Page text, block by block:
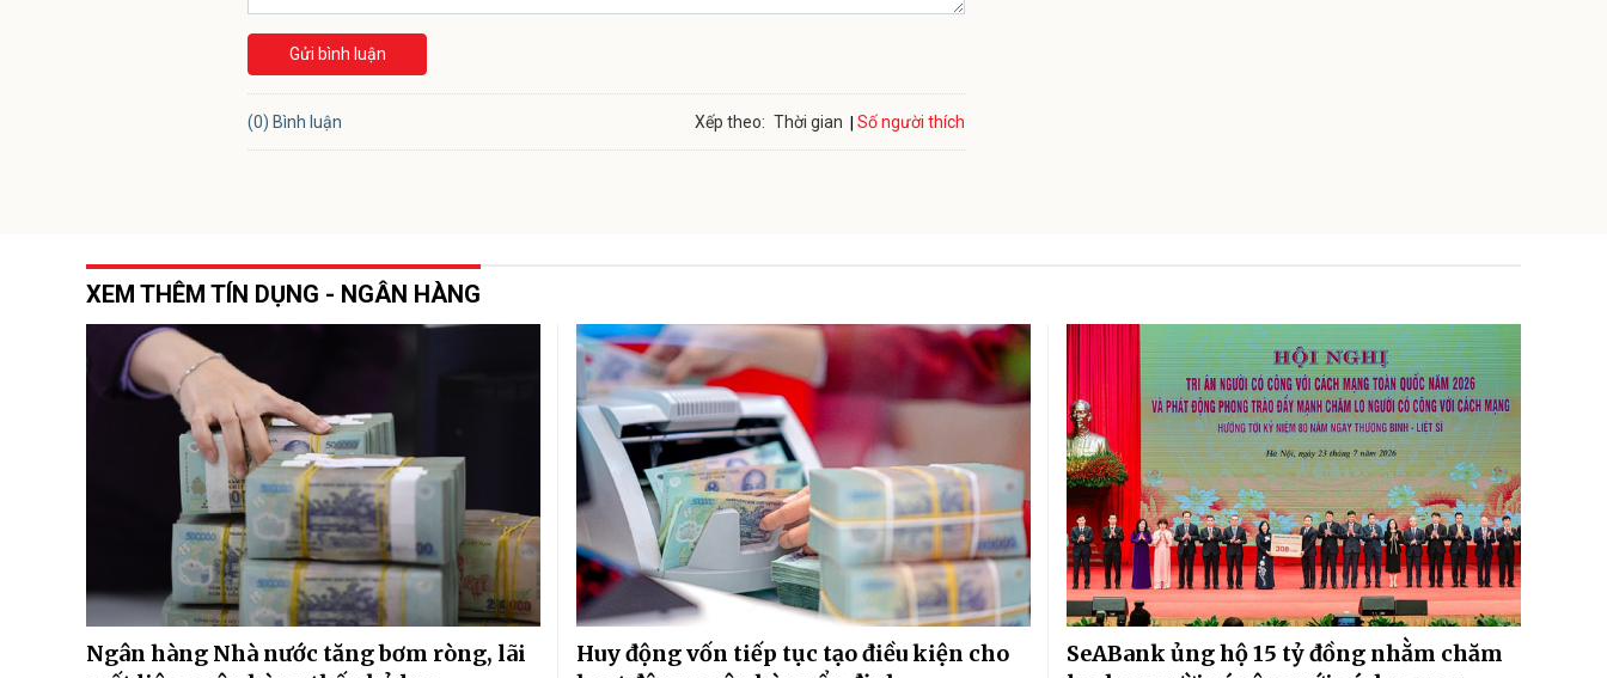
Gửi bình luận
(0) Bình luận Xếp theo: Thời gian Số người thích
XEM THÊM TÍN DỤNG - NGÂN HÀNG
Ngân hàng Nhà nước tăng bơm ròng, lãi
Huy động vốn tiếp tục tạo điều kiện cho
SeABank ủng hộ 15 tỷ đồng nhằm chăm